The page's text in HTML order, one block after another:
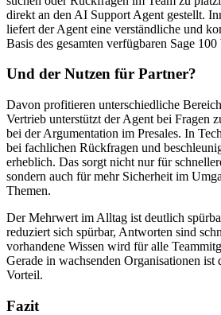
direkt an den AI Support Agent gestellt.
liefert der Agent eine verständliche und
Basis des gesamten verfügbaren Sage 100
Und der Nutzen für Partner?
Davon profitieren unterschiedliche
Vertrieb unterstützt der Agent bei Fragen
bei der Argumentation im Presales. In
bei fachlichen Rückfragen und
erheblich. Das sorgt nicht nur für
sondern auch für mehr Sicherheit im
Themen.
Der Mehrwert im Alltag ist deutlich
reduziert sich spürbar, Antworten sind
vorhandene Wissen wird für alle
Gerade in wachsenden Organisationen ist
Vorteil.
Fazit